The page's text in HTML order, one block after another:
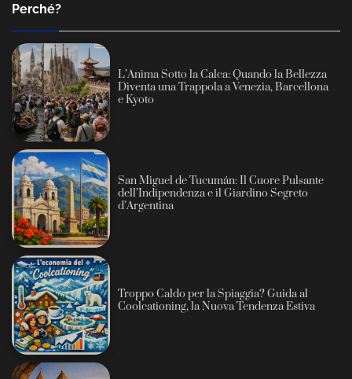
Perché?
L’Anima Sotto la Calca: Quando la Bellezza
Diventa una Trappola a Venezia, Barcellona
e Kyoto
San Miguel de Tucumán: Il Cuore Pulsante
dell’Indipendenza e il Giardino Segreto
d’Argentina
Troppo Caldo per la Spiaggia? Guida al
Coolcationing, la Nuova Tendenza Estiva